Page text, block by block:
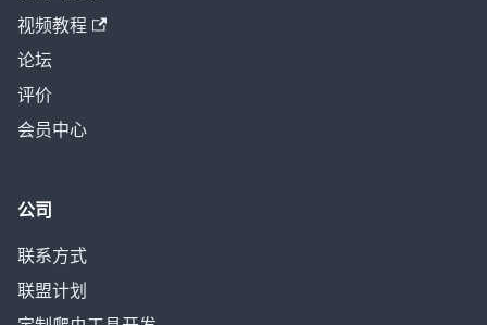
视频教程
论坛
评价
会员中心
公司
联系方式
联盟计划